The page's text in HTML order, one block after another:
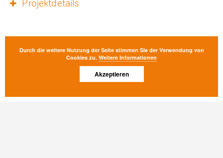
Projektdetails
ZUR PROJEKTÜBERSICHT
Durch die weitere Nutzung der Seite stimmen Sie der Verwendung von
Cookies zu. Weitere Informationen
Akzeptieren